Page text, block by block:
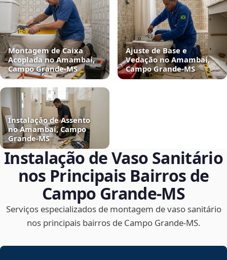
Montagem de Caixa
Acoplada no Amambaí,
Campo Grande‑MS
Ajuste de Base e
Vedação no Amambaí,
Campo Grande‑MS
Instalação de Assento
no Amambaí, Campo
Grande‑MS
Instalação de Vaso Sanitário
nos Principais Bairros de
Campo Grande‑MS
Serviços especializados de montagem de vaso sanitário
nos principais bairros de Campo Grande‑MS.